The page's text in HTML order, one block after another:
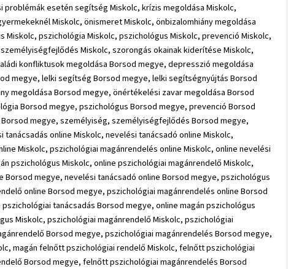
esetén segítség Miskolc, krízis megoldása Miskolc,
Miskolc, önismeret Miskolc, önbizalomhiány megoldása
pszichológia Miskolc, pszichológus Miskolc, prevenció Miskolc,
Miskolc, szorongás okainak kiderítése Miskolc,
konfliktusok megoldása Borsod megye, depresszió megoldása
megye, lelki segítség Borsod megye, lelki segítségnyújtás Borsod
megoldása Borsod megye, önértékelési zavar megoldása Borsod
Borsod megye, pszichológus Borsod megye, prevenció Borsod
megye, személyiség, személyiségfejlődés Borsod megye,
online Miskolc, nevelési tanácsadó online Miskolc,
Miskolc, pszichológiai magánrendelés online Miskolc, online nevelési
pszichológus Miskolc, online pszichológiai magánrendelő Miskolc,
megye, nevelési tanácsadó online Borsod megye, pszichológus
online Borsod megye, pszichológiai magánrendelés online Borsod
tanácsadás Borsod megye, online magán pszichológus
Miskolc, pszichológiai magánrendelő Miskolc, pszichológiai
Borsod megye, pszichológiai magánrendelés Borsod megye,
magán felnőtt pszichológiai rendelő Miskolc, felnőtt pszichológiai
Borsod megye, felnőtt pszichológiai magánrendelés Borsod